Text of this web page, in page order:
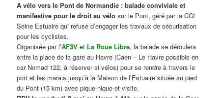
A vélo vers le Pont de Normandie : balade conviviale et
manifestive pour le droit au vélo sur le Pont, géré par la CCI
Seine Estuaire qui refuse d’engager les travaux de sécurisation
pour les cyclistes.
Organisée par l’AF3V et La Roue Libre, la balade se déroulera
entre la place de la gare au Havre (Caen – Le Havre possible en
car Nomad 122, à réserver si vélos) pour se rendre à travers le
port et les marais jusqu’à la Maison de l’Estuaire située au pied
du Pont (15 km) avec pique-nique et visite.